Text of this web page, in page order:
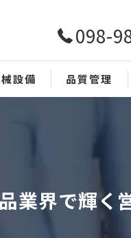
098-
設備 品質管理
業界で輝く